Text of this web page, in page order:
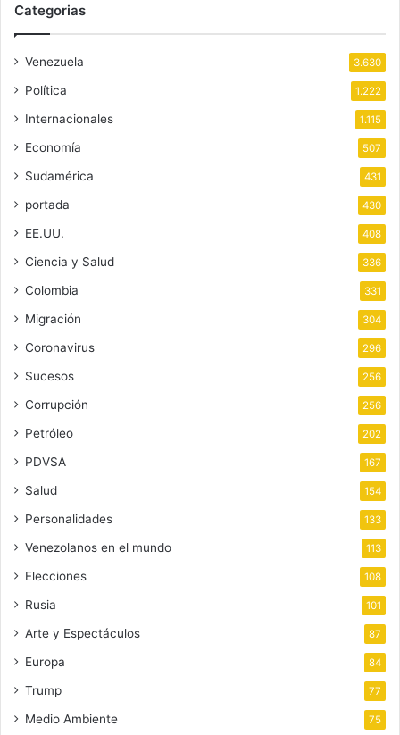
Categorias
Venezuela 3.630
Política 1.222
Internacionales 1.115
Economía 507
Sudamérica 431
portada 430
EE.UU. 408
Ciencia y Salud 336
Colombia 331
Migración 304
Coronavirus 296
Sucesos 256
Corrupción 256
Petróleo 202
PDVSA 167
Salud 154
Personalidades 133
Venezolanos en el mundo 113
Elecciones 108
Rusia 101
Arte y Espectáculos 87
Europa 84
Trump 77
Medio Ambiente 75